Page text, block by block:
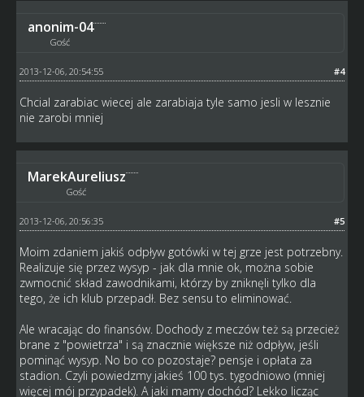
anonim-04
Gość
#4
2013-12-06, 20:54:55
Chcial zarabiac wiecej ale zarabiaja tyle samo jesli w lesznie
nie zarobi mniej
MarekAureliusz
Gość
#5
2013-12-06, 20:56:35
Moim zdaniem jakiś odpływ gotówki w tej grze jest potrzebny.
Realizuje się przez wysyp - jak dla mnie ok, można sobie
zwmocnić skład zawodnikami, którzy by zniknęli tylko dla
tego, że ich klub przepadł. Bez sensu to eliminować.
Ale wracając do finansów. Dochody z meczów też są przecież
brane z "powietrza" i są znacznie większe niż odpływ, jeśli
pominąć wysyp. No bo co pozostaje? pensje i opłata za
stadion. Czyli powiedzmy jakieś 100 tys. tygodniowo (mniej
więcej mój przypadek). A jaki mamy dochód? Lekko licząc